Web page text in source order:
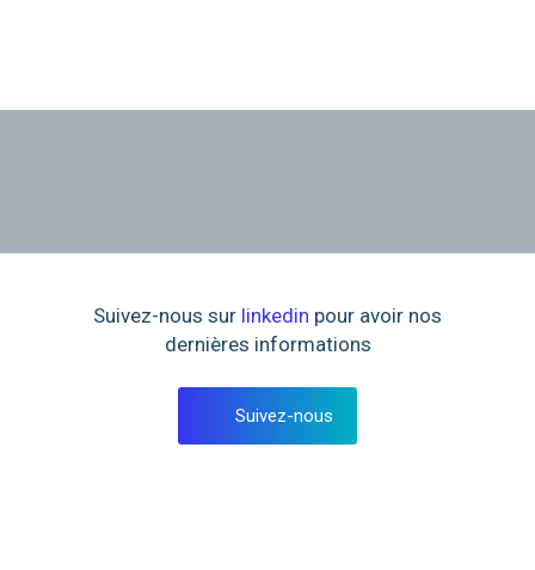
Suivez-nous sur linkedin pour avoir nos
dernières informations
Suivez-nous